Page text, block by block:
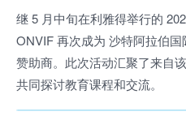
继 5 月中旬在利雅得举行的
ONVIF 再次成为 沙特阿拉伯
赞助商。此次活动汇聚了来自
共同探讨教育课程和交流。